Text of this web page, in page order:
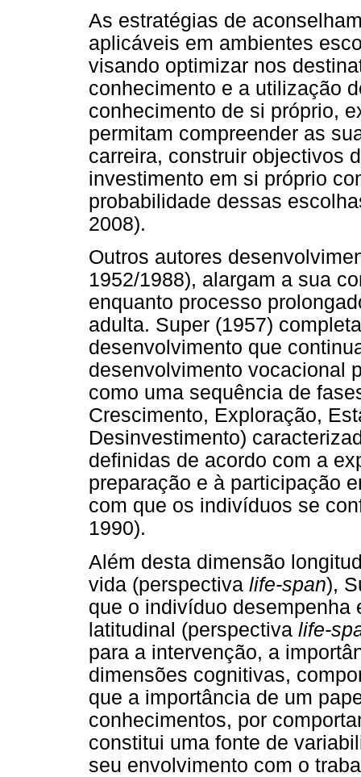
As estratégias de
aplicáveis em ambientes
visando optimizar nos
conhecimento e a utilização
conhecimento de si próprio,
permitam compreender as
carreira, construir objectivos
investimento em si próprio
probabilidade dessas
2008).
Outros autores
1952/1988), alargam a sua
enquanto processo
adulta. Super (1957)
desenvolvimento que
desenvolvimento vocacional
como uma sequência de
Crescimento, Exploração,
Desinvestimento)
definidas de acordo com a
preparação e à participação
com que os indivíduos se
1990).
Além desta dimensão
vida (perspectiva life-span),
que o indivíduo desempenha
latitudinal (perspectiva life-
para a intervenção, a
dimensões cognitivas,
que a importância de um
conhecimentos, por
constitui uma fonte de
seu envolvimento com o